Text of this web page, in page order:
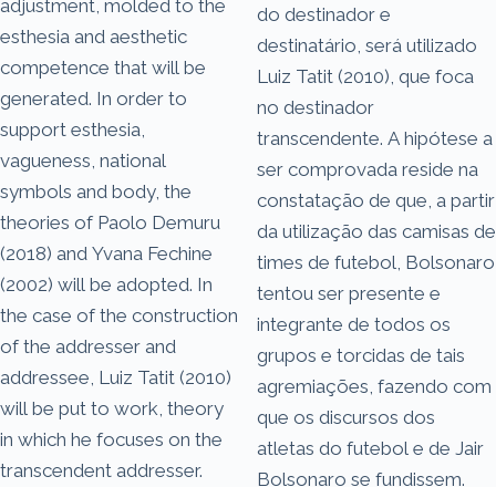
adjustment, molded to the
esthesia and aesthetic
competence that will be
generated. In order to
support esthesia,
vagueness, national
symbols and body, the
theories of Paolo Demuru
(2018) and Yvana Fechine
(2002) will be adopted. In
the case of the construction
of the addresser and
addressee, Luiz Tatit (2010)
will be put to work, theory
in which he focuses on the
transcendent addresser.
do destinador e
destinatário, será utilizado
Luiz Tatit (2010), que foca
no destinador
transcendente. A hipótese a
ser comprovada reside na
constatação de que, a partir
da utilização das camisas de
times de futebol, Bolsonaro
tentou ser presente e
integrante de todos os
grupos e torcidas de tais
agremiações, fazendo com
que os discursos dos
atletas do futebol e de Jair
Bolsonaro se fundissem.